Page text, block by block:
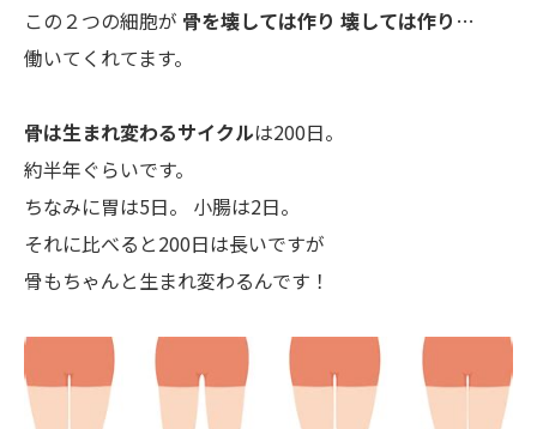
この２つの細胞が 骨を壊しては作り 壊しては作り …
働いてくれてます。
骨は生まれ変わるサイクルは200日。
約半年ぐらいです。
ちなみに胃は5日。 小腸は2日。
それに比べると200日は長いですが
骨もちゃんと生まれ変わるんです！